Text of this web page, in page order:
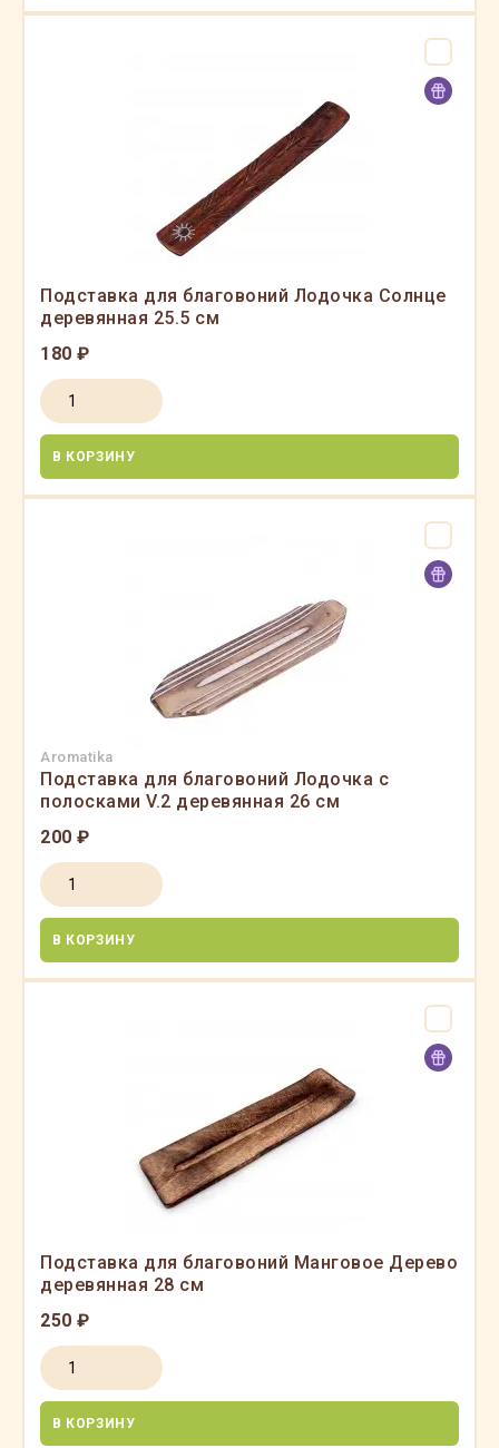
Подставка для благовоний Лодочка Солнце
деревянная 25.5 см
180 ₽
В КОРЗИНУ
Aromatika
Подставка для благовоний Лодочка с
полосками V.2 деревянная 26 см
200 ₽
В КОРЗИНУ
Подставка для благовоний Манговое Дерево
деревянная 28 см
250 ₽
В КОРЗИНУ